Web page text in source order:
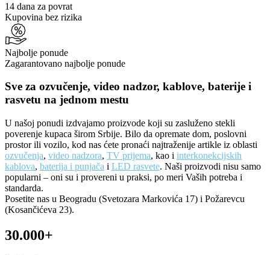
14 dana za povrat
Kupovina bez rizika
Najbolje ponude
Zagarantovano najbolje ponude
Sve za ozvučenje, video nadzor, kablove, baterije i
rasvetu na jednom mestu
U našoj ponudi izdvajamo proizvode koji su zasluženo stekli
poverenje kupaca širom Srbije. Bilo da opremate dom, poslovni
prostor ili vozilo, kod nas ćete pronaći najtraženije artikle iz oblasti
ozvučenja, video nadzora, TV prijema, kao i interkonekcijskih
kablova, baterija i punjača i LED rasvete. Naši proizvodi nisu samo
popularni – oni su i provereni u praksi, po meri Vaših potreba i
standarda.
Posetite nas u Beogradu (Svetozara Markovića 17) i Požarevcu
(Kosančićeva 23).
30.000+